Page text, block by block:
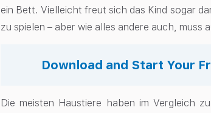
ein Bett. Vielleicht freut sich das Kind sogar
zu spielen – aber wie alles andere auch, muss
Download and Start Your
Die meisten Haustiere haben im Vergleich